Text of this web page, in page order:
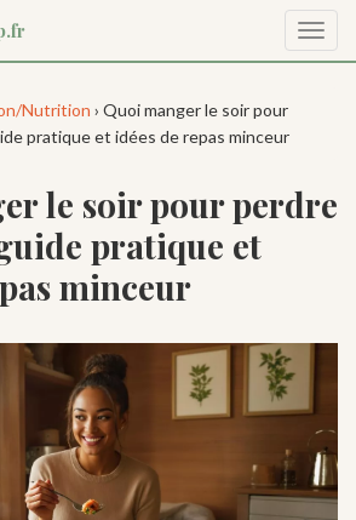
la
Nutrition › Quoi manger le soir pour
pratique et idées de repas minceur
le soir pour perdre
pratique et
minceur